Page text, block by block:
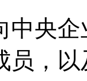
向中
，以